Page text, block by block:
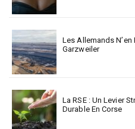
Les Allemands N’en
Garzweiler
La RSE : Un Levier
Durable En Corse